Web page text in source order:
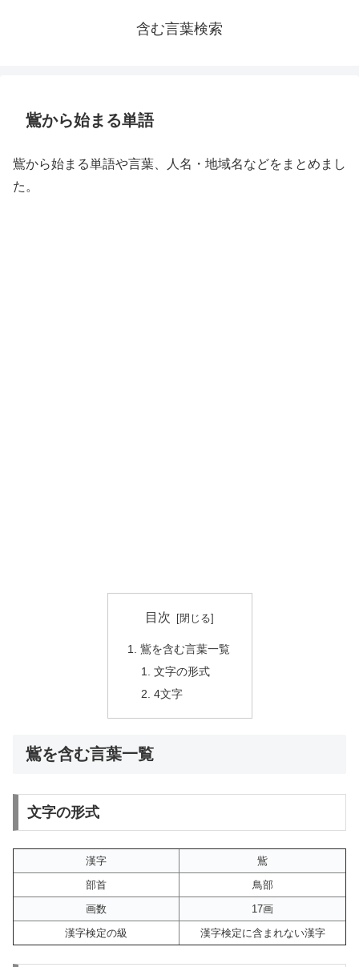
含む言葉検索
鴜から始まる単語
鴜から始まる単語や言葉、人名・地域名などをまとめまし
た。
目次
鴜を含む言葉一覧
文字の形式
4文字
鴜を含む言葉一覧
文字の形式
漢字
鴜
部首
鳥部
画数
17画
漢字検定の級
漢字検定に含まれない漢字